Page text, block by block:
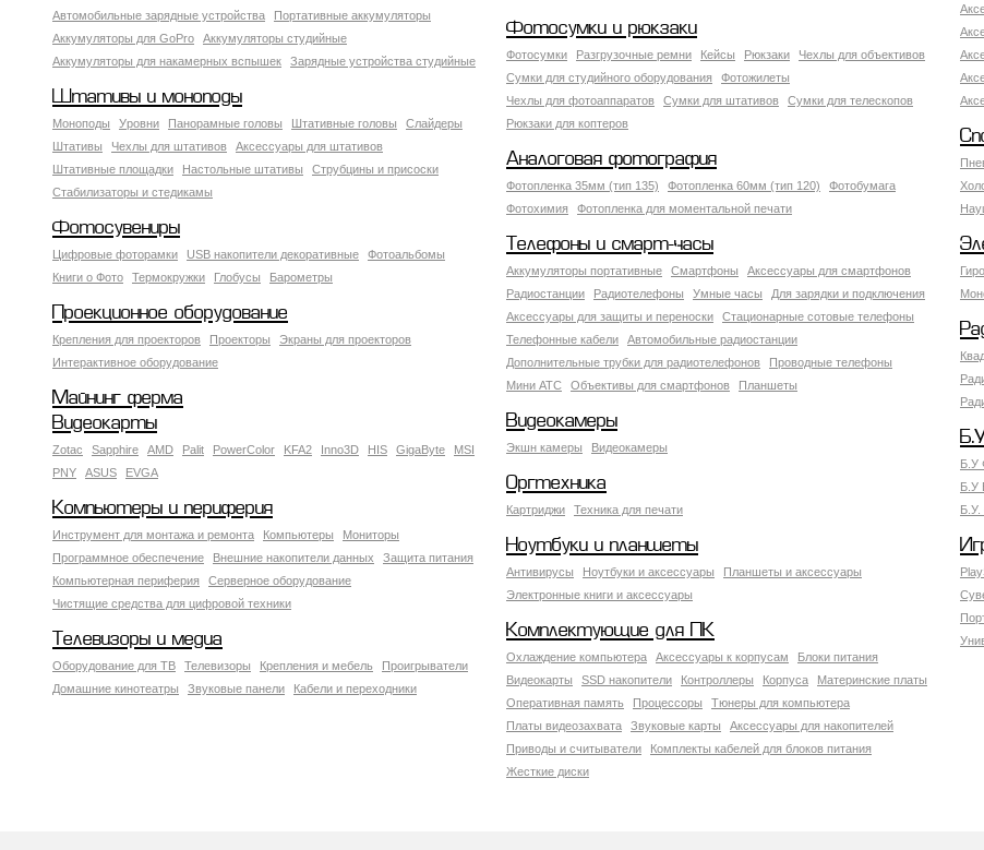
Автомобильные зарядные устройства
Портативные аккумуляторы
Аккумуляторы для GoPro
Аккумуляторы студийные
Аккумуляторы для накамерных вспышек
Зарядные устройства студийные
Фотосумки и рюкзаки
Фотосумки Разгрузочные ремни Кейсы Рюкзаки
Чехлы для объективов
Сумки для студийного оборудования
Фотожилеты
Чехлы для фотоаппаратов
Сумки для штативов
Сумки для телескопов
Рюкзаки для коптеров
Штативы и моноподы
Моноподы Уровни Панорамные головы Штативные головы
Слайдеры
Штативы
Чехлы для штативов
Аксессуары для штативов
Штативные площадки
Настольные штативы
Струбцины и присоски
Стабилизаторы и стедикамы
Аналоговая фотография
Фотопленка 35мм (тип 135) Фотопленка 60мм (тип 120)
Фотобумага
Фотохимия
Фотопленка для моментальной печати
Фотосувениры
Цифровые фоторамки USB накопители декоративные
Фотоальбомы
Книги о Фото
Термокружки Глобусы Барометры
Телефоны и смарт-часы
Аккумуляторы портативные Смартфоны
Аксессуары для смартфонов
Радиостанции
Радиотелефоны Умные часы
Для зарядки и подключения
Аксессуары для защиты и переноски
Стационарные сотовые телефоны
Телефонные кабели
Автомобильные радиостанции
Дополнительные трубки для радиотелефонов
Проводные телефоны
Мини АТС
Объективы для смартфонов Планшеты
Проекционное оборудование
Крепления для проекторов Проекторы
Экраны для проекторов
Интерактивное оборудование
Майнинг ферма
Видеокамеры
Экшн камеры Видеокамеры
Видеокарты
Zotac Sapphire AMD Palit PowerColor KFA2 Inno3D HIS GigaByte
MSI
PNY
ASUS EVGA
Б.У
Б.У
Б.У.
Оргтехника
Картриджи Техника для печати
Компьютеры и периферия
Инструмент для монтажа и ремонта Компьютеры
Мониторы
Программное обеспечение
Внешние накопители данных
Защита питания
Компьютерная периферия
Серверное оборудование
Чистящие средства для цифровой техники
Ноутбуки и планшеты
Антивирусы Ноутбуки и аксессуары
Планшеты и аксессуары
Электронные книги и аксессуары
Комплектующие для ПК
Охлаждение компьютера Аксессуары к корпусам
Блоки питания
Видеокарты
SSD накопители Контроллеры Корпуса
Материнские платы
Оперативная память
Процессоры
Тюнеры для компьютера
Платы видеозахвата
Звуковые карты
Аксессуары для накопителей
Приводы и считыватели
Комплекты кабелей для блоков питания
Жесткие диски
Телевизоры и медиа
Оборудование для ТВ Телевизоры Крепления и мебель
Проигрыватели
Домашние кинотеатры
Звуковые панели Кабели и переходники